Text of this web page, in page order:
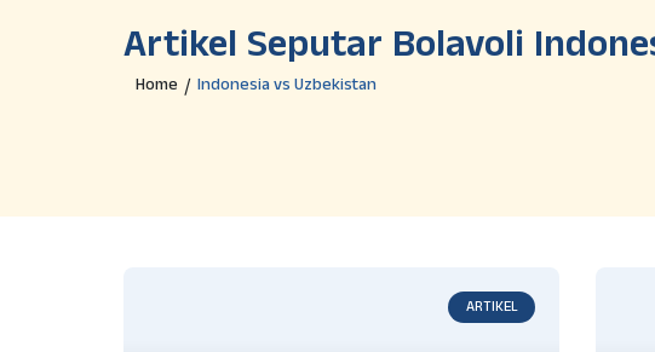
Artikel Seputar Bolavoli
Home / Indonesia vs Uzbekistan
ARTIKEL